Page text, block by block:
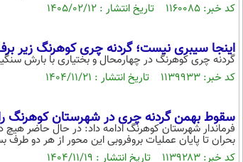
کد خبر: ۱۱۶۰۰۸۵ تاریخ انتشار : ۱۴۰۵/۰۲/۱۲
اینجا سیبری نیست؛ گردنه چری کوهرنگ زیر
گردنه چری کوهرنگ در چهارمحال و بختیاری با بارش
کد خبر: ۱۱۳۹۹۳۳ تاریخ انتشار : ۱۴۰۴/۱۱/۲۱
سقوط بهمن گردنه‌ چری در شهرستان کوهرنگ
فرماندار شهرستان کوهرنگ ادامه داد: در حال حاضر
بحران تا پایان عملیات بروفروبی این محور از هر دو
کد خبر: ۱۱۳۹۲۸۳ تاریخ انتشار : ۱۴۰۴/۱۱/۱۹